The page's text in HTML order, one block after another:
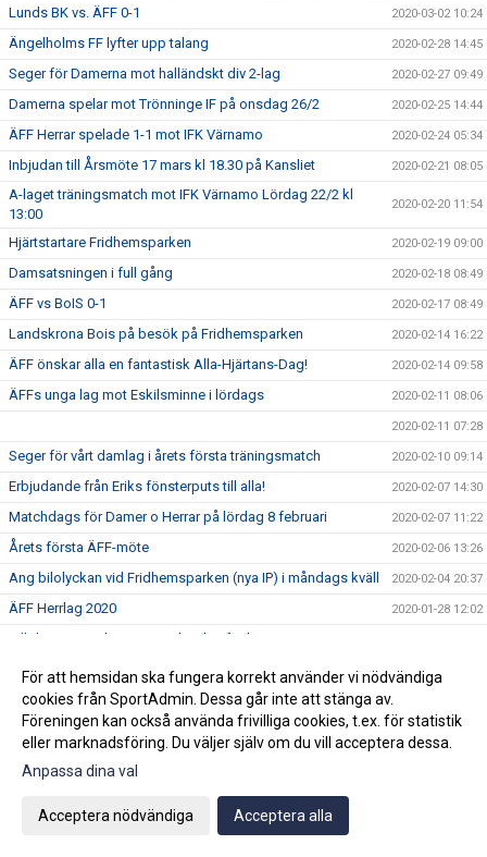
Lunds BK vs. ÄFF 0-1 2020-03-02 10:24
Ängelholms FF lyfter upp talang 2020-02-28 14:45
Seger för Damerna mot halländskt div 2-lag 2020-02-27 09:49
Damerna spelar mot Trönninge IF på onsdag 26/2 2020-02-25 14:44
ÄFF Herrar spelade 1-1 mot IFK Värnamo 2020-02-24 05:34
Inbjudan till Årsmöte 17 mars kl 18.30 på Kansliet 2020-02-21 08:05
A-laget träningsmatch mot IFK Värnamo Lördag 22/2 kl
13:00
2020-02-20 11:54
Hjärtstartare Fridhemsparken 2020-02-19 09:00
Damsatsningen i full gång 2020-02-18 08:49
ÄFF vs BoIS 0-1 2020-02-17 08:49
Landskrona Bois på besök på Fridhemsparken 2020-02-14 16:22
ÄFF önskar alla en fantastisk Alla-Hjärtans-Dag! 2020-02-14 09:58
ÄFFs unga lag mot Eskilsminne i lördags 2020-02-11 08:06
2020-02-11 07:28
Seger för vårt damlag i årets första träningsmatch 2020-02-10 09:14
Erbjudande från Eriks fönsterputs till alla! 2020-02-07 14:30
Matchdags för Damer o Herrar på lördag 8 februari 2020-02-07 11:22
Årets första ÄFF-möte 2020-02-06 13:26
Ang bilolyckan vid Fridhemsparken (nya IP) i måndags kväll 2020-02-04 20:37
ÄFF Herrlag 2020 2020-01-28 12:02
Vill du vara med om en upplevelse för livet?
Akademin 2020 2020-01-21 07:31
Damerna på gång inför säsongen! 2020-01-15 20:36
Björn Westerblad klar för ett år till
Träningarna är i full gång på Fridhemsparken
För att hemsidan ska fungera korrekt använder vi nödvändiga
cookies från SportAdmin. Dessa går inte att stänga av.
Föreningen kan också använda frivilliga cookies, t.ex. för statistik
eller marknadsföring. Du väljer själv om du vill acceptera dessa.
Anpassa dina val
Acceptera nödvändiga Acceptera alla